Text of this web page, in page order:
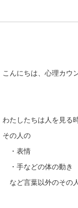
こんにちは、心理カ
わたしたちは人を見る
その人の
・表情
・手などの体の動き
など言葉以外のその